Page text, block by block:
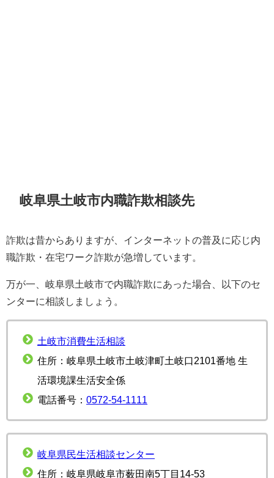
岐阜県土岐市内職詐欺相談先
詐欺は昔からありますが、インターネットの普及に応じ内
職詐欺・在宅ワーク詐欺が急増しています。
万が一、岐阜県土岐市で内職詐欺にあった場合、以下のセ
ンターに相談しましょう。
土岐市消費生活相談
住所：岐阜県土岐市土岐津町土岐口2101番地 生
活環境課生活安全係
電話番号： 0572-54-1111
岐阜県民生活相談センター
住所：岐阜県岐阜市薮田南5丁目14-53